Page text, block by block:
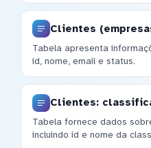
Clientes
Tabela apresenta
id, nome, email e status.
Clientes:
Tabela fornece dados
incluindo id e nome da